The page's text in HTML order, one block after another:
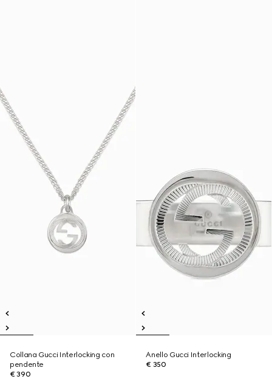
Collana Gucci Interlocking con
pendente
€ 390
Anello Gucci Interlocking
€ 350